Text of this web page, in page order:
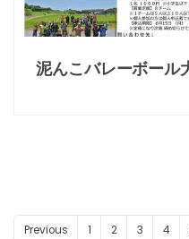
泥んこバレーボー
Previous 1 2 3 4